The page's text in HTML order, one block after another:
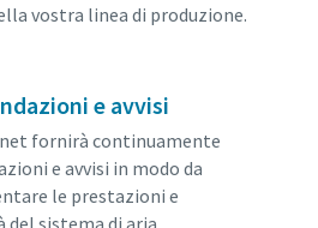
vostra linea di produzione.
e avvisi
fornirà continuamente
e avvisi in modo da
le prestazioni e
sistema di aria